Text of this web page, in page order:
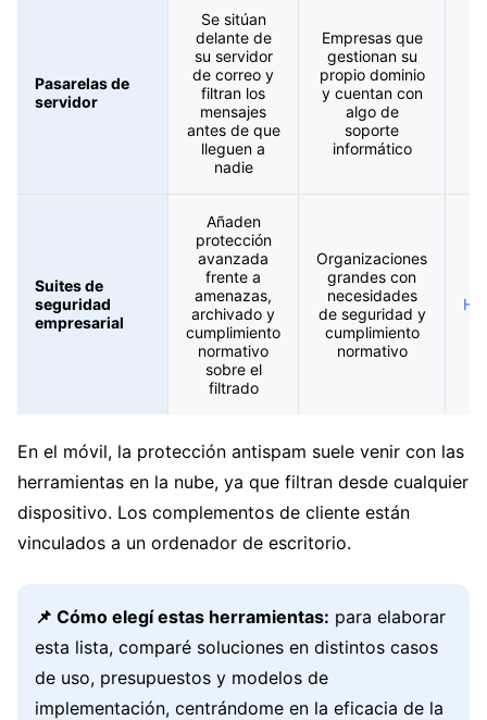
Pasarelas de
servidor
Se sitúan
delante de
su servidor
de correo y
filtran los
mensajes
antes de que
lleguen a
nadie
Empresas que
gestionan su
propio dominio
y cuentan con
algo de
soporte
informático
Suites de
seguridad
empresarial
Añaden
protección
avanzada
frente a
amenazas,
archivado y
cumplimiento
normativo
sobre el
filtrado
Organizaciones
grandes con
necesidades
de seguridad y
cumplimiento
normativo
En el móvil, la protección antispam suele venir con las
herramientas en la nube, ya que filtran desde cualquier
dispositivo. Los complementos de cliente están
vinculados a un ordenador de escritorio.
📌 Cómo elegí estas herramientas: para elaborar
esta lista, comparé soluciones en distintos casos
de uso, presupuestos y modelos de
implementación, centrándome en la eficacia de la